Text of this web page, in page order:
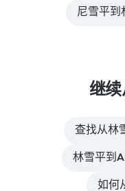
尼雪平到
继续
查找从林
林雪平到
如何